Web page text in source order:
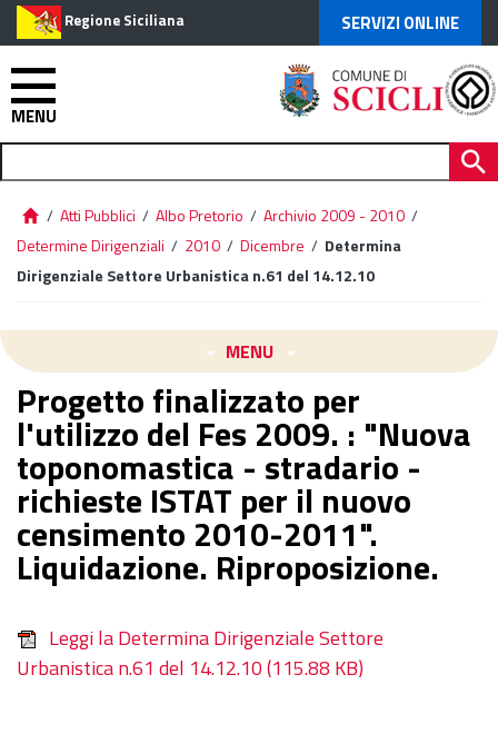
Regione Siciliana SERVIZI ONLINE
MENU
/ Atti Pubblici / Albo Pretorio / Archivio 2009 - 2010 /
Determine Dirigenziali / 2010 / Dicembre / Determina
Dirigenziale Settore Urbanistica n.61 del 14.12.10
MENU
Progetto finalizzato per
l'utilizzo del Fes 2009. : "Nuova
toponomastica - stradario -
richieste ISTAT per il nuovo
censimento 2010-2011".
Liquidazione. Riproposizione.
Leggi la Determina Dirigenziale Settore
Urbanistica n.61 del 14.12.10(115.88 KB)